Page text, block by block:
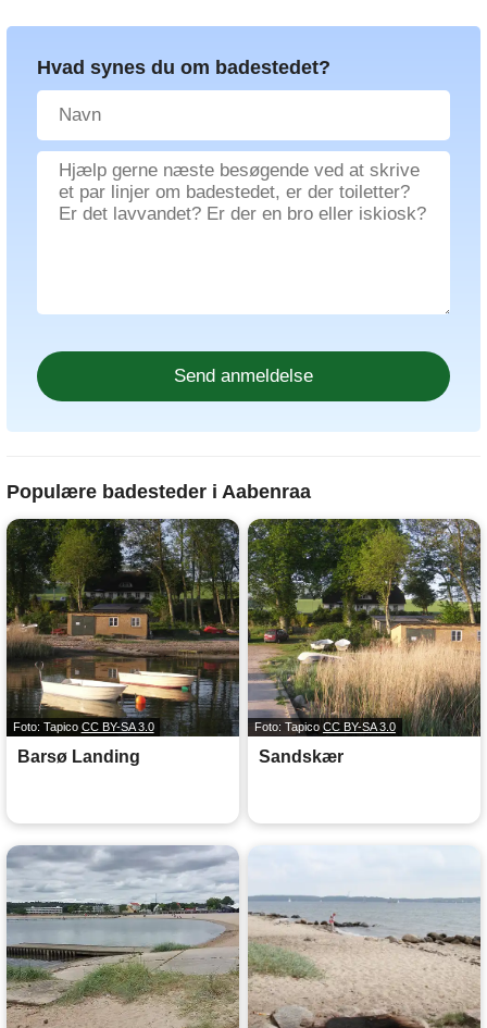
Hvad synes du om badestedet?
Populære badesteder i Aabenraa
Foto: Tapico CC BY-SA 3.0
Barsø Landing
Foto: Tapico CC BY-SA 3.0
Sandskær